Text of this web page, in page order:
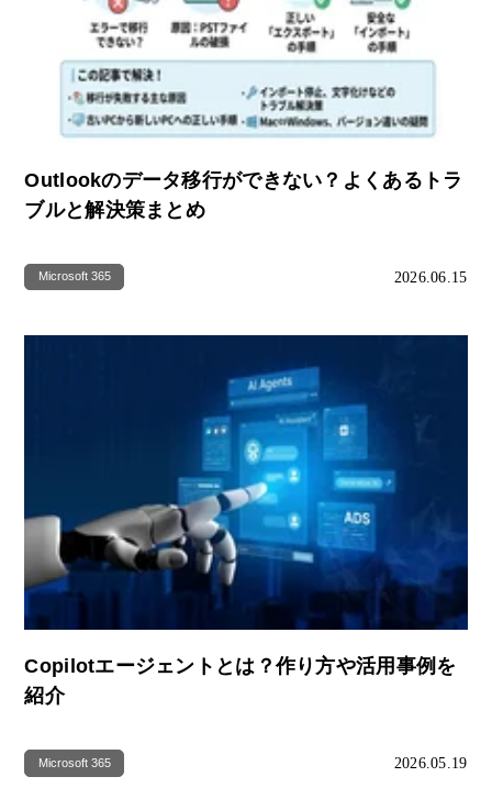
Outlookのデータ移行ができない？よくあるトラ
ブルと解決策まとめ
Microsoft 365 2026.06.15
Copilotエージェントとは？作り方や活用事例を
紹介
Microsoft 365 2026.05.19